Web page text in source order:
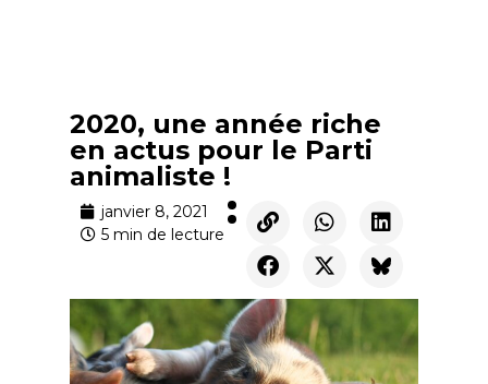
2020, une année riche
en actus pour le Parti
animaliste !
janvier 8, 2021
5 min de lecture